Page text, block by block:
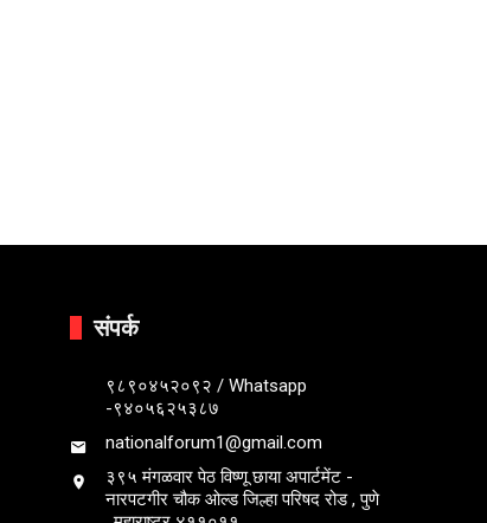
संपर्क
९८९०४५२०९२ / Whatsapp
-९४०५६२५३८७
nationalforum1@gmail.com
३९५ मंगळवार पेठ विष्णू छाया अपार्टमेंट -
नारपटगीर चौक ओल्ड जिल्हा परिषद रोड , पुणे